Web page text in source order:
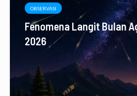
OBSERVASI
Fenomena Langit Bulan
2026